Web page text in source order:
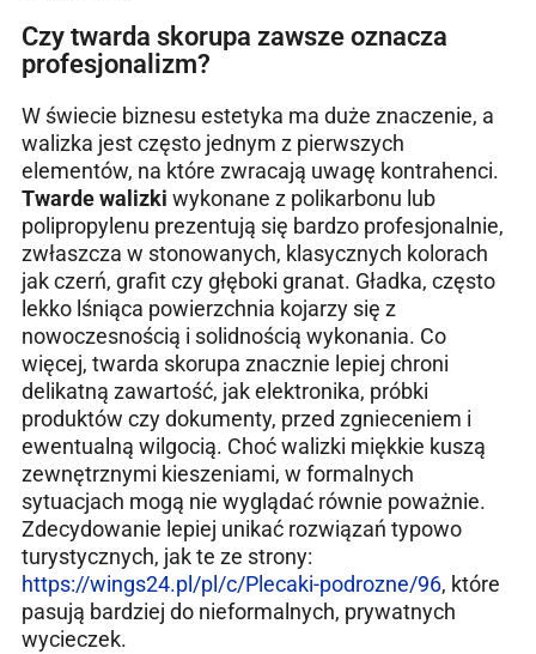
Czy twarda skorupa zawsze oznacza
profesjonalizm?
W świecie biznesu estetyka ma duże znaczenie, a
walizka jest często jednym z pierwszych
elementów, na które zwracają uwagę kontrahenci.
Twarde walizki wykonane z polikarbonu lub
polipropylenu prezentują się bardzo profesjonalnie,
zwłaszcza w stonowanych, klasycznych kolorach
jak czerń, grafit czy głęboki granat. Gładka, często
lekko lśniąca powierzchnia kojarzy się z
nowoczesnością i solidnością wykonania. Co
więcej, twarda skorupa znacznie lepiej chroni
delikatną zawartość, jak elektronika, próbki
produktów czy dokumenty, przed zgnieceniem i
ewentualną wilgocią. Choć walizki miękkie kuszą
zewnętrznymi kieszeniami, w formalnych
sytuacjach mogą nie wyglądać równie poważnie.
Zdecydowanie lepiej unikać rozwiązań typowo
turystycznych, jak te ze strony:
https://wings24.pl/pl/c/Plecaki-podrozne/96, które
pasują bardziej do nieformalnych, prywatnych
wycieczek.